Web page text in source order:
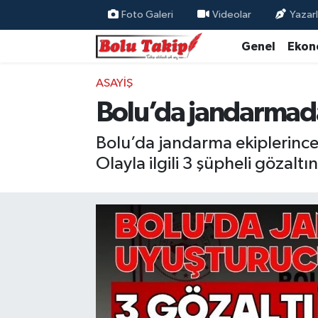
Foto Galeri Videolar
Genel
ASAYIŞ
Bolu’da
Bolu’da jandarma
Olayla ilgili 3 şüpheli